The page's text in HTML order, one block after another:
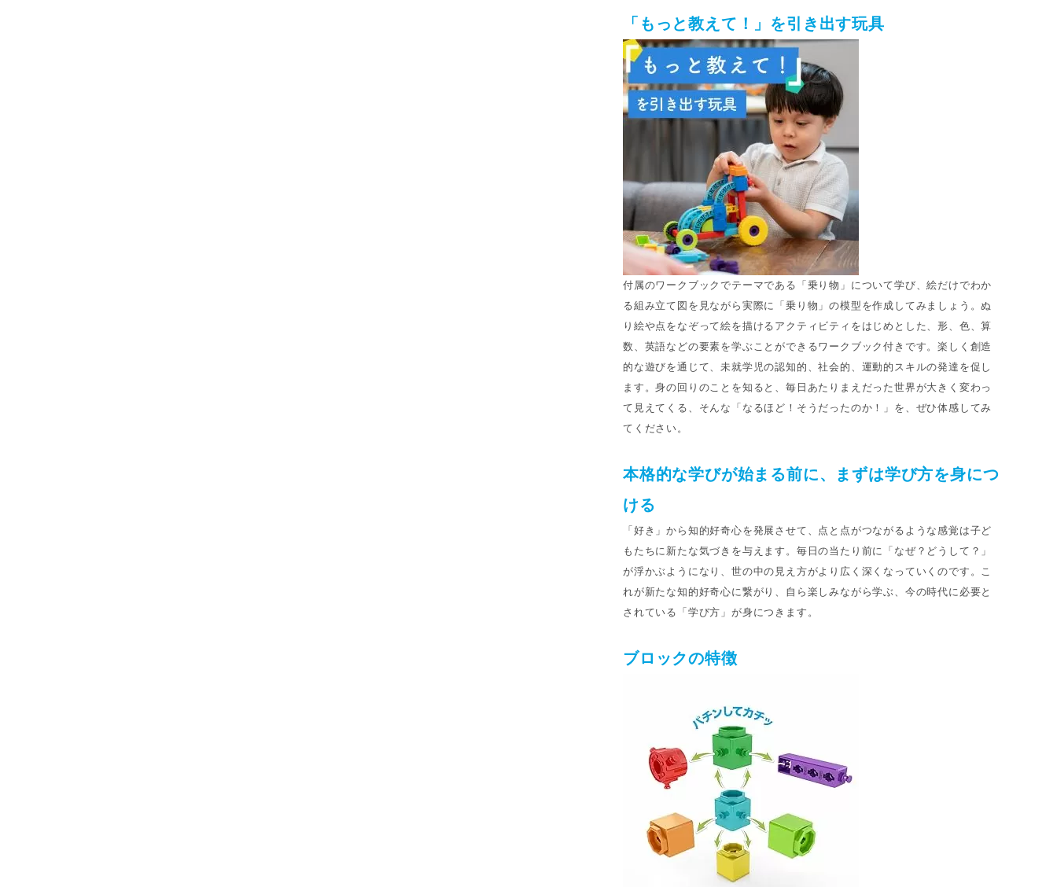
「もっと教えて！」を引き出す玩具
付属のワークブックでテーマである「乗り物」について学び、絵だけでわか
る組み立て図を見ながら実際に「乗り物」の模型を作成してみましょう。ぬ
り絵や点をなぞって絵を描けるアクティビティをはじめとした、形、色、算
数、英語などの要素を学ぶことができるワークブック付きです。楽しく創造
的な遊びを通じて、未就学児の認知的、社会的、運動的スキルの発達を促し
ます。身の回りのことを知ると、毎日あたりまえだった世界が大きく変わっ
て見えてくる、そんな「なるほど！そうだったのか！」を、ぜひ体感してみ
てください。
本格的な学びが始まる前に、まずは学び方を身につ
ける
「好き」から知的好奇心を発展させて、点と点がつながるような感覚は子ど
もたちに新たな気づきを与えます。毎日の当たり前に「なぜ？どうして？」
が浮かぶようになり、世の中の見え方がより広く深くなっていくのです。こ
れが新たな知的好奇心に繋がり、自ら楽しみながら学ぶ、今の時代に必要と
されている「学び方」が身につきます。
ブロックの特徴